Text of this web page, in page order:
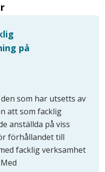
på
som har utsetts av
att som facklig
anställda på viss
förhållandet till
facklig verksamhet